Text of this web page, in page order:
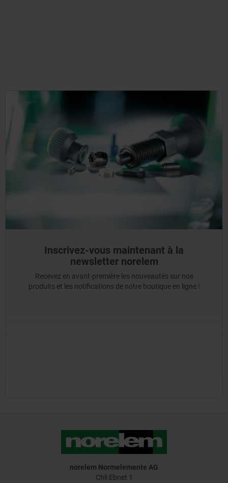
Inscrivez-vous maintenant à la
newsletter norelem
Recevez en avant-première les nouveautés sur nos
produits et les notifications de notre boutique en ligne !
norelem Normelemente AG
Chli Ebnet 1